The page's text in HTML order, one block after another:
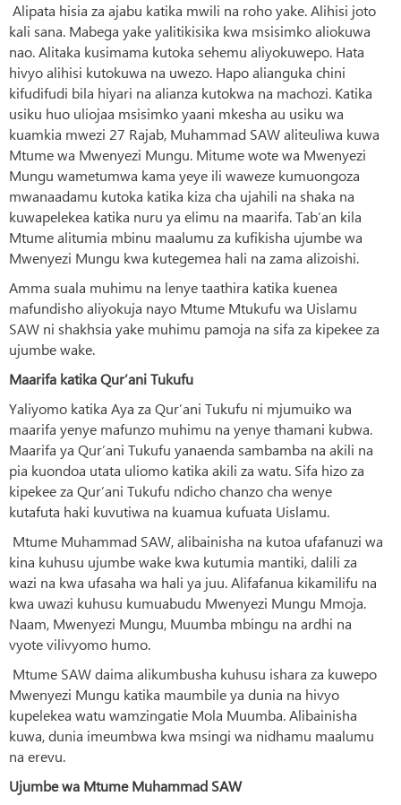
Alipata hisia za ajabu katika mwili na roho yake. Alihisi joto
kali sana. Mabega yake yalitikisika kwa msisimko aliokuwa
nao. Alitaka kusimama kutoka sehemu aliyokuwepo. Hata
hivyo alihisi kutokuwa na uwezo. Hapo alianguka chini
kifudifudi bila hiyari na alianza kutokwa na machozi. Katika
usiku huo uliojaa msisimko yaani mkesha au usiku wa
kuamkia mwezi 27 Rajab, Muhammad SAW aliteuliwa kuwa
Mtume wa Mwenyezi Mungu. Mitume wote wa Mwenyezi
Mungu wametumwa kama yeye ili waweze kumuongoza
mwanaadamu kutoka katika kiza cha ujahili na shaka na
kuwapelekea katika nuru ya elimu na maarifa. Tab’an kila
Mtume alitumia mbinu maalumu za kufikisha ujumbe wa
Mwenyezi Mungu kwa kutegemea hali na zama alizoishi.
Amma suala muhimu na lenye taathira katika kuenea
mafundisho aliyokuja nayo Mtume Mtukufu wa Uislamu
SAW ni shakhsia yake muhimu pamoja na sifa za kipekee za
ujumbe wake.
Maarifa katika Qur’ani Tukufu
Yaliyomo katika Aya za Qur’ani Tukufu ni mjumuiko wa
maarifa yenye mafunzo muhimu na yenye thamani kubwa.
Maarifa ya Qur’ani Tukufu yanaenda sambamba na akili na
pia kuondoa utata uliomo katika akili za watu. Sifa hizo za
kipekee za Qur’ani Tukufu ndicho chanzo cha wenye
kutafuta haki kuvutiwa na kuamua kufuata Uislamu.
Mtume Muhammad SAW, alibainisha na kutoa ufafanuzi wa
kina kuhusu ujumbe wake kwa kutumia mantiki, dalili za
wazi na kwa ufasaha wa hali ya juu. Alifafanua kikamilifu na
kwa uwazi kuhusu kumuabudu Mwenyezi Mungu Mmoja.
Naam, Mwenyezi Mungu, Muumba mbingu na ardhi na
vyote vilivyomo humo.
Mtume SAW daima alikumbusha kuhusu ishara za kuwepo
Mwenyezi Mungu katika maumbile ya dunia na hivyo
kupelekea watu wamzingatie Mola Muumba. Alibainisha
kuwa, dunia imeumbwa kwa msingi wa nidhamu maalumu
na erevu.
Ujumbe wa Mtume Muhammad SAW